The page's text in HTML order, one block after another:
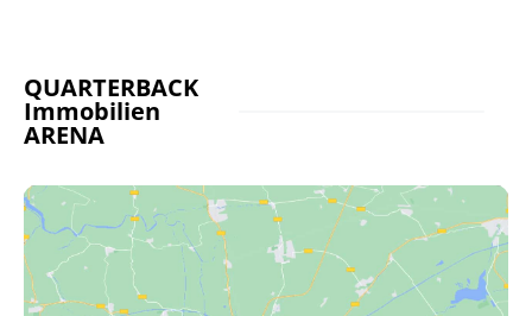
QUARTERBACK
Immobilien
ARENA